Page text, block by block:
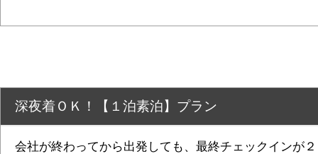
深夜着ＯＫ！【１泊素泊】プラン
会社が終わってから出発しても、最終チェックインが